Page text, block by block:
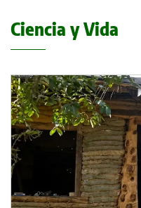
Ciencia y Vida